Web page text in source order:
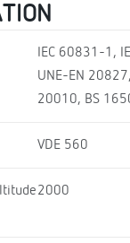
IEC 60831-1,
UNE-EN
20010, BS
VDE 560
2000